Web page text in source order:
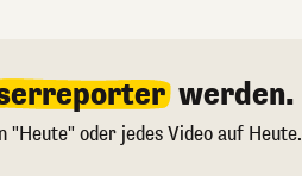
werden.
"Heute" oder jedes Video auf